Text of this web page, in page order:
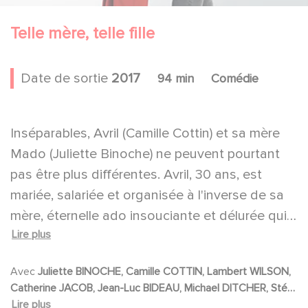
Telle mère, telle fille
Date de sortie 2017 94 min Comédie
Inséparables, Avril (Camille Cottin) et sa mère
Mado (Juliette Binoche) ne peuvent pourtant
pas être plus différentes. Avril, 30 ans, est
mariée, salariée et organisée à l'inverse de sa
mère, éternelle ado insouciante et délurée qui
vit aux crochets de sa fille depuis son divorce.
enceintes en même temps et sous le même
toit, le clash est inévitable. Parce que si Mado,
Lire plus
Avec
Catherine JACOB, Jean-Luc BIDEAU, Michael DITCHER, Stéfi
Lire plus